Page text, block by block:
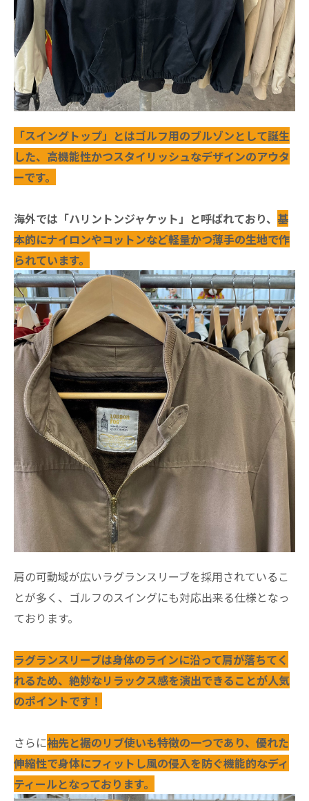
「スイングトップ」とはゴルフ用のブルゾンとして誕生
した、高機能性かつスタイリッシュなデザインのアウタ
ーです。
海外では「ハリントンジャケット」と呼ばれており、 基
本的にナイロンやコットンなど軽量かつ薄手の生地で作
られています。
肩の可動域が広いラグランスリーブを採用されているこ
とが多く、ゴルフのスイングにも対応出来る仕様となっ
ております。
ラグランスリーブは身体のラインに沿って肩が落ちてく
れるため、絶妙なリラックス感を演出できることが人気
のポイントです！
さらに袖先と裾のリブ使いも特徴の一つであり、優れた
伸縮性で身体にフィットし風の侵入を防ぐ機能的なディ
ティールとなっております。